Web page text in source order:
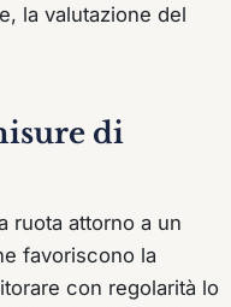
la valutazione del
di
ruota attorno a un
favoriscono la
con regolarità lo